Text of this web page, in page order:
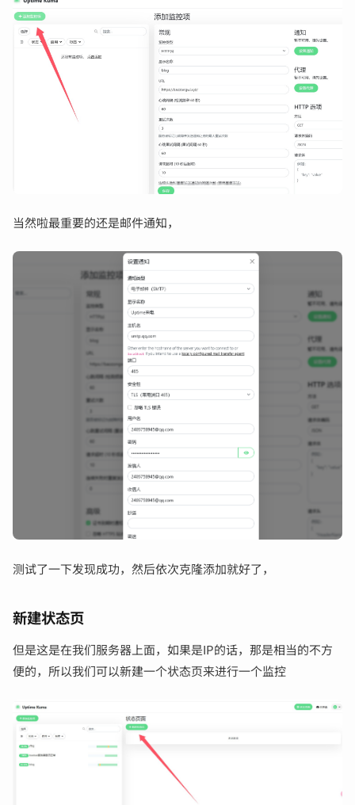
当然啦最重要的还是邮件通知，
测试了一下发现成功，然后依次克隆添加就好了，
新建状态页
但是这是在我们服务器上面，如果是IP的话，那是相当的不方
便的，所以我们可以新建一个状态页来进行一个监控